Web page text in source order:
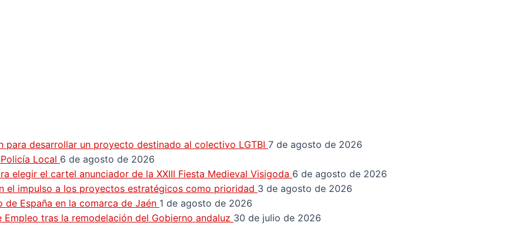
desarrollar un proyecto destinado al colectivo LGTBI 7 de agosto de 2026
Local 6 de agosto de 2026
elegir el cartel anunciador de la XXIII Fiesta Medieval Visigoda 6 de agosto de 2026
el impulso a los proyectos estratégicos como prioridad 3 de agosto de 2026
de España en la comarca de Jaén 1 de agosto de 2026
tras la remodelación del Gobierno andaluz 30 de julio de 2026